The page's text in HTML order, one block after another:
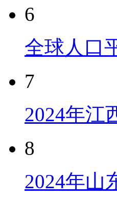
6
全球人口
7
2024年江
8
2024年山